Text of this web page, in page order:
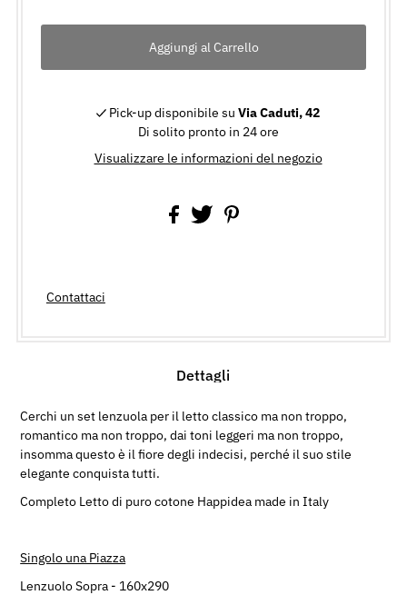
Pick-up disponibile suVia Caduti, 42
Di solito pronto in 24 ore
Visualizzare le informazioni del negozio
Contattaci
Dettagli
Cerchi un set lenzuola per il letto classico ma non troppo,
romantico ma non troppo, dai toni leggeri ma non troppo,
insomma questo è il fiore degli indecisi, perché il suo stile
elegante conquista tutti.
Completo Letto di puro cotone Happidea made in Italy
Singolo una Piazza
Lenzuolo Sopra - 160x290